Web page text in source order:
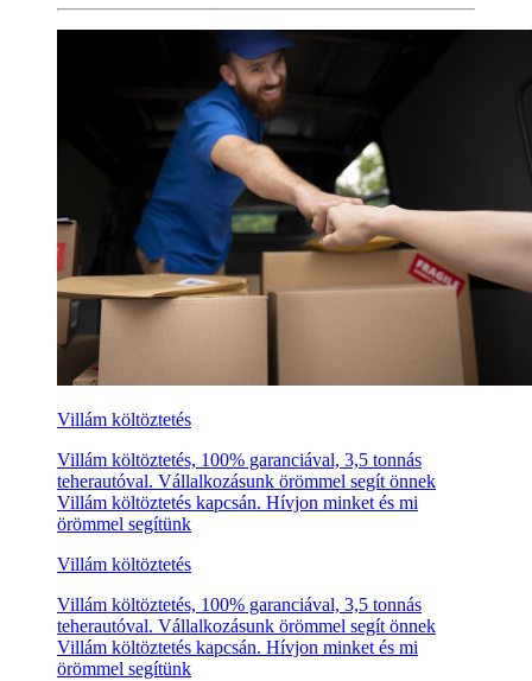
Villám költöztetés
Villám költöztetés, 100% garanciával, 3,5 tonnás
teherautóval. Vállalkozásunk örömmel segít önnek
Villám költöztetés kapcsán. Hívjon minket és mi
örömmel segítünk
Villám költöztetés
Villám költöztetés, 100% garanciával, 3,5 tonnás
teherautóval. Vállalkozásunk örömmel segít önnek
Villám költöztetés kapcsán. Hívjon minket és mi
örömmel segítünk